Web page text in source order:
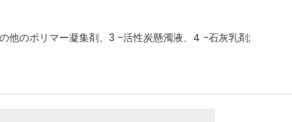
他のポリマー凝集剤、3 -活性炭懸濁液、4 -石灰乳剤;